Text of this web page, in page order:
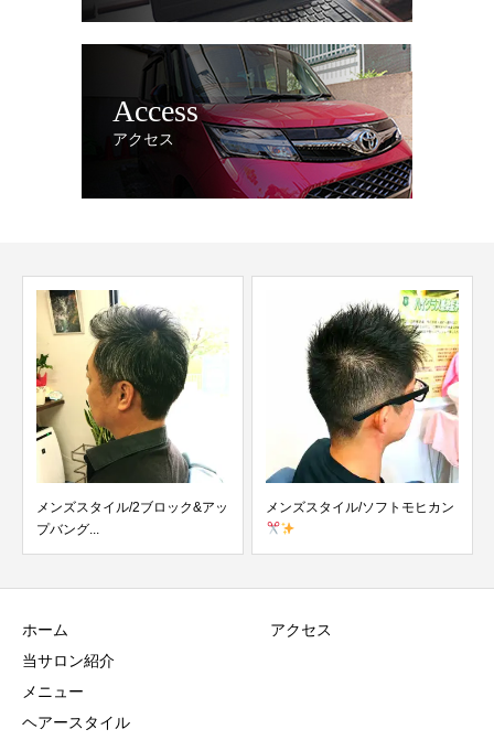
Access
アクセス
メンズスタイル/2ブロック&アッ
プバング...
メンズスタイル/ソフトモヒカン
ホーム
当サロン紹介
メニュー
ヘアースタイル
アクセス